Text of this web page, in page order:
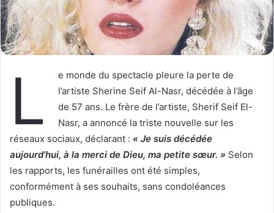
u
r
r
l
L
e monde du spectacle pleure la perte de
l’artiste Sherine Seif Al-Nasr, décédée à l’âge
de 57 ans. Le frère de l’artiste, Sherif Seif El-
Nasr, a annoncé la triste nouvelle sur les
réseaux sociaux, déclarant : « Je suis décédée
aujourd’hui, à la merci de Dieu, ma petite sœur. » Selon
les rapports, les funérailles ont été simples,
conformément à ses souhaits, sans condoléances
publiques.